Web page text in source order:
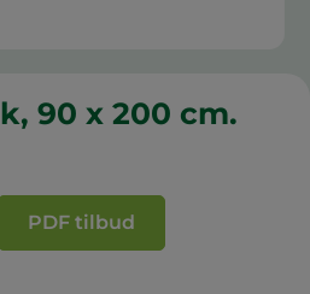
90 x 200 cm.
PDF tilbud